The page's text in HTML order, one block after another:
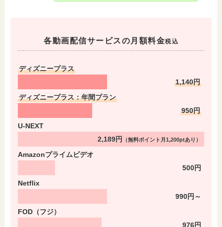
各動画配信サービスの月額料金税込
ディズニープラス
1,140円
ディズニープラス：年間プラン
950円
U-NEXT
2,189円
（無料ポイント月1,200ptあり）
Amazonプライムビデオ
500円
Netflix
990円～
FOD（フジ）
976円